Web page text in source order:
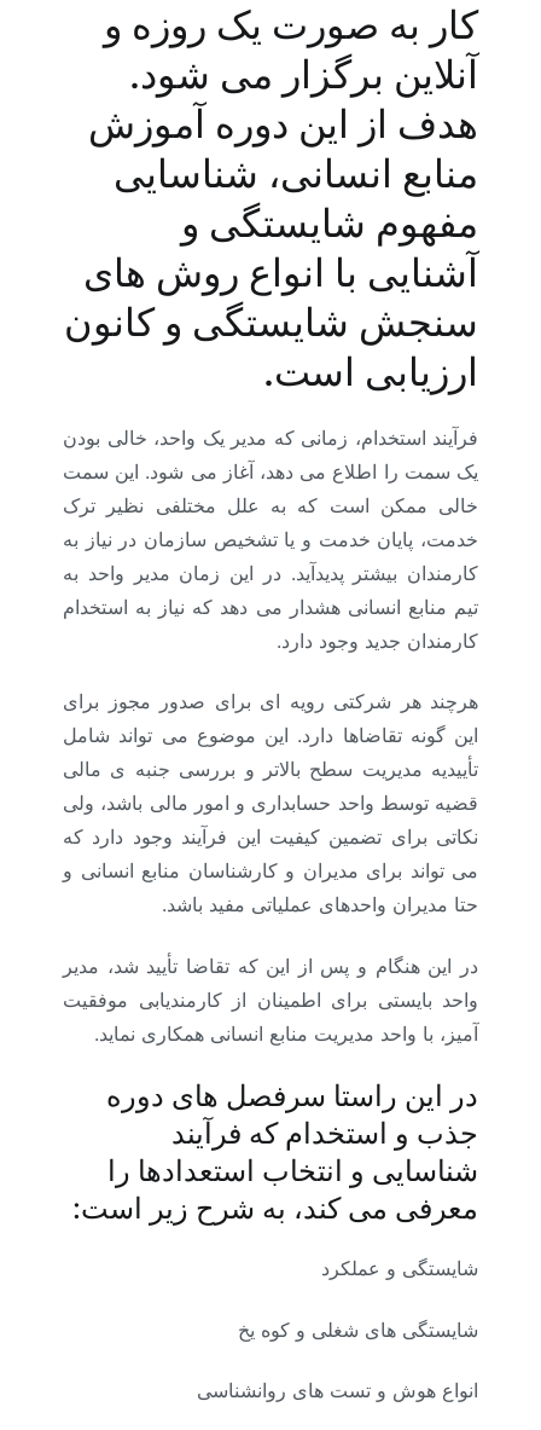
کار به صورت یک روزه و
آنلاین برگزار می شود.
هدف از این دوره آموزش
منابع انسانی، شناسایی
مفهوم شایستگی و
آشنایی با انواع روش های
سنجش شایستگی و کانون
ارزیابی است.
فرآیند استخدام، زمانی که مدیر یک واحد، خالی بودن
یک سمت را اطلاع می دهد، آغاز می شود. این سمت
خالی ممکن است که به علل مختلفی نظیر ترک
خدمت، پایان خدمت و یا تشخیص سازمان در نیاز به
کارمندان بیشتر پدیدآید. در این زمان مدیر واحد به
تیم منابع انسانی هشدار می دهد که نیاز به استخدام
کارمندان جدید وجود دارد.
هرچند هر شرکتی رویه ای برای صدور مجوز برای
این گونه تقاضاها دارد. این موضوع می تواند شامل
تأییدیه مدیریت سطح بالاتر و بررسی جنبه ی مالی
قضیه توسط واحد حسابداری و امور مالی باشد، ولی
نکاتی برای تضمین کیفیت این فرآیند وجود دارد که
می تواند برای مدیران و کارشناسان منابع انسانی و
حتا مدیران واحدهای عملیاتی مفید باشد.
در این هنگام و پس از این که تقاضا تأیید شد، مدیر
واحد بایستی برای اطمینان از کارمندیابی موفقیت
آمیز، با واحد مدیریت منابع انسانی همکاری نماید.
در این راستا سرفصل های دوره
جذب و استخدام که فرآیند
شناسایی و انتخاب استعدادها را
معرفی می کند، به شرح زیر است:
شایستگی و عملکرد
شایستگی های شغلی و کوه یخ
انواع هوش و تست های روانشناسی